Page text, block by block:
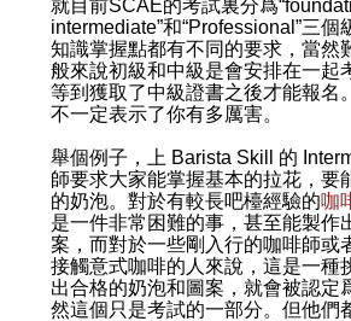
就目前SCAE的考試裏分爲
intermediate”和“Professional”三
知識掌握點都有不同的要求，當然
般來說初級和中級是會安排在一起
等到獲取了中級證書之後才能報名
不一定表示了你有多厲害。
舉個例子，上 Barista Skill 的
師要求大家能掌握基本的拉花，要
的奶泡。對於有較長吧檯經驗的咖
是一件非常困難的事，甚至能製作
案，而對於一些剛入行的咖啡師或
接觸意式咖啡的人來說，這是一種
出合格的奶泡和圖案，就會被認
然這個只是考試的一部分。但他們